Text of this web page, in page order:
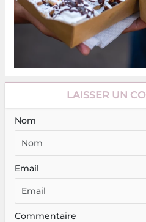
LAISSER UN
Nom
Email
Commentaire